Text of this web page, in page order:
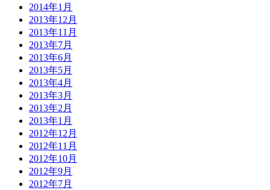
2014年1月
2013年12月
2013年11月
2013年7月
2013年6月
2013年5月
2013年4月
2013年3月
2013年2月
2013年1月
2012年12月
2012年11月
2012年10月
2012年9月
2012年7月